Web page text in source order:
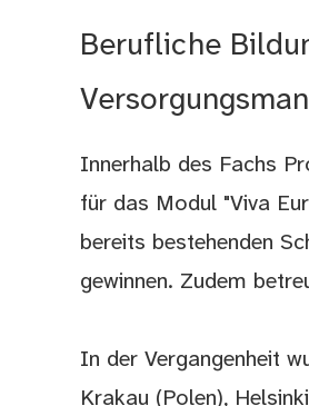
Berufliche
Innerhalb des Fachs
für das Modul "Viva
bereits bestehenden
gewinnen. Zudem
In der Vergangenheit
Krakau (Polen),